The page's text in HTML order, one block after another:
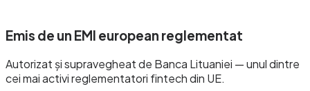
Emis de un EMI european reglementat
Autorizat și supravegheat de Banca Lituaniei — unul dintre
cei mai activi reglementatori fintech din UE.